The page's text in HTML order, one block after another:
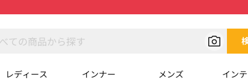
レディース インナー メンズ イン